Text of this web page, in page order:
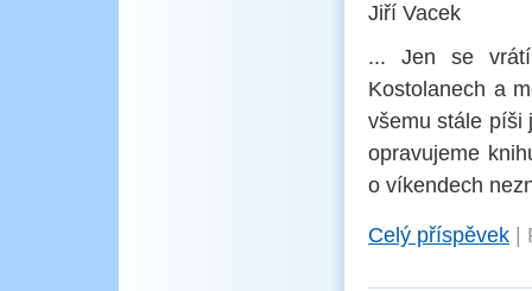
Jiří Vacek
... Jen se
Kostolanech a
všemu stále
opravujeme
o víkendech
Celý příspěvek